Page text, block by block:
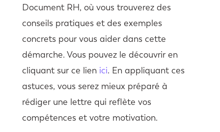
Document RH, où vous trouverez des
conseils pratiques et des exemples
concrets pour vous aider dans cette
démarche. Vous pouvez le découvrir en
cliquant sur ce lien ici. En appliquant ces
astuces, vous serez mieux préparé à
rédiger une lettre qui reflète vos
compétences et votre motivation.